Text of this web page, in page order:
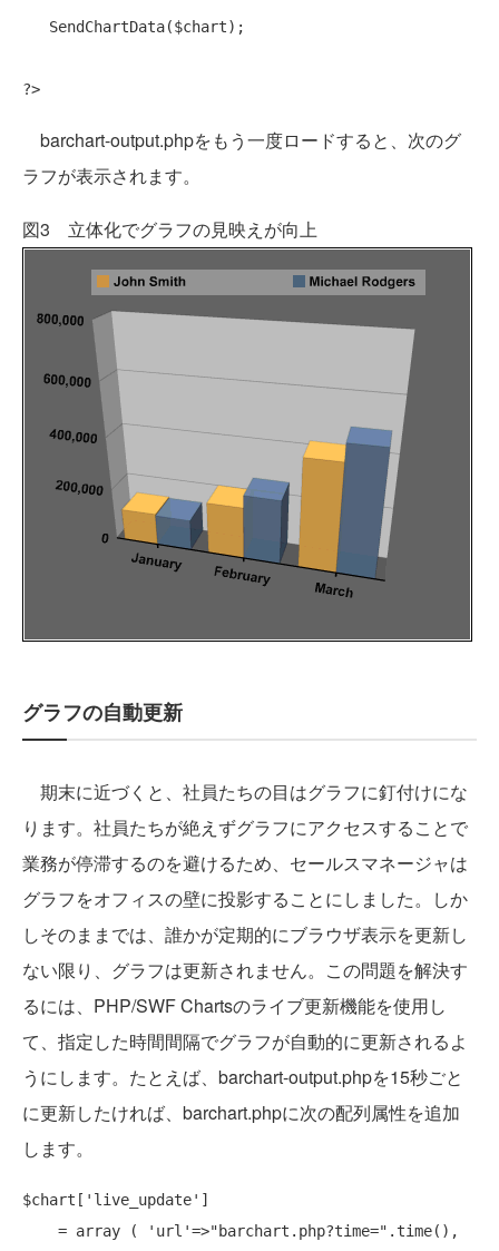
barchart-output.phpをもう一度ロードすると、次のグ
ラフが表示されます。
図3 立体化でグラフの見映えが向上
グラフの自動更新
期末に近づくと、社員たちの目はグラフに釘付けにな
ります。社員たちが絶えずグラフにアクセスすることで
業務が停滞するのを避けるため、セールスマネージャは
グラフをオフィスの壁に投影することにしました。しか
しそのままでは、誰かが定期的にブラウザ表示を更新し
ない限り、グラフは更新されません。この問題を解決す
るには、PHP/SWF Chartsのライブ更新機能を使用し
て、指定した時間間隔でグラフが自動的に更新されるよ
うにします。たとえば、barchart-output.phpを15秒ごと
に更新したければ、barchart.phpに次の配列属性を追加
します。
$chart[ 'live_update' ]
    =
array ( 'url'=>"barchart.php?time="